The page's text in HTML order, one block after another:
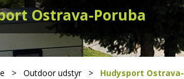
Ostrava-Poruba
> Outdoor udstyr> Hudysport